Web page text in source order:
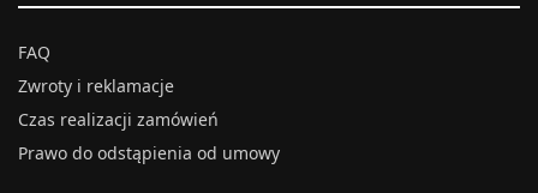
FAQ
Zwroty i reklamacje
Czas realizacji zamówień
Prawo do odstąpienia od umowy